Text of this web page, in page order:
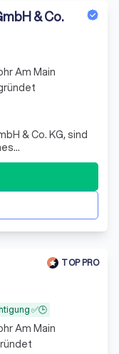
& Co.
& Co. KG, sind
in
im Jahre
Am Main
TOP PRO
✅🕒
Am Main